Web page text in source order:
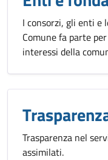
I consorzi, gli enti e
Comune fa parte
interessi della
Trasparenza nel
assimilati.